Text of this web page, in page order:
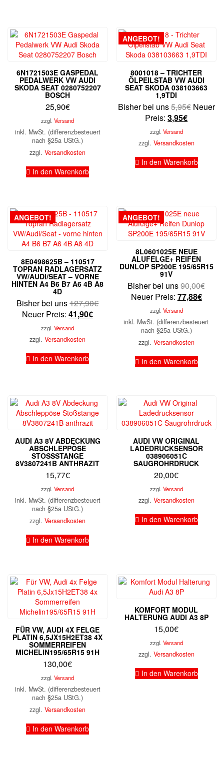
6N1721503E GASPEDAL
PEDALWERK VW AUDI
SKODA SEAT 0280752207
BOSCH
25,90€
zzgl.Versand
inkl. MwSt. (differenzbesteuert
nach §25a UStG.)
zzgl.Versandkosten
In den Warenkorb
ANGEBOT!
8001018 – TRICHTER
ÖLPEILSTAB VW AUDI
SEAT SKODA 038103663
1,9TDI
Bisher bei uns5,95€
5,95€
Neuer
Preis: 3,95€Aktueller
ist:
zzgl. Versand
zzgl. Versandkosten
In den Warenkorb
ANGEBOT!
8E0498625B – 110517
TOPRAN RADLAGERSATZ
VW/AUDI/SEAT – VORNE
HINTEN A4 B6 B7 A6 4B A8
4D
Bisher bei uns127,90€Ursprünglicher
Neuer Preis: 41,90€Aktueller
zzgl.Versand
zzgl.Versandkosten
In den Warenkorb
ANGEBOT!
8L0601025E NEUE
ALUFELGE+ REIFEN
DUNLOP SP200E 195/65R15
91V
Bisher bei uns90,00€
Neuer Preis: 77,88€
ist:
zzgl. Versand
inkl. MwSt. (differenzbesteuert
nach §25a UStG.)
zzgl. Versandkosten
In den Warenkorb
AUDI A3 8V ABDECKUNG
ABSCHLEPPÖSE
STOSSSTANGE 8
V3807241B ANTHRAZIT
15,77€
zzgl.Versand
inkl. MwSt. (differenzbesteuert
nach §25a UStG.)
zzgl.Versandkosten
In den Warenkorb
AUDI VW ORIGINAL
LADEDRUCKSENSOR
038906051C
SAUGROHRDRUCK
20,00€
zzgl. Versand
zzgl. Versandkosten
In den Warenkorb
FÜR VW, AUDI 4X FELGE
PLATIN 6,5JX15H2ET38 4X
SOMMERREIFEN
MICHELIN195/65R15 91H
130,00€
zzgl.Versand
inkl. MwSt. (differenzbesteuert
nach §25a UStG.)
zzgl.Versandkosten
In den Warenkorb
KOMFORT MODUL
HALTERUNG AUDI A3 8P
15,00€
zzgl. Versand
zzgl. Versandkosten
In den Warenkorb